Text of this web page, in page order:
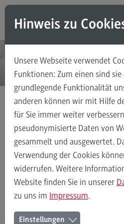
Direkt zum Inhalt
Direkt zum Hauptmenu
Direkt zum Footer
Masterstudiengänge
Accounting, Controlling,
Accounting, Controlling,
Modulangebot
Berufsperspektiven
Kontakt
Advanced Practice in
Advanced Practice in
Rahmenbedingungen
Masterstudiengänge
Finance Modulangebot
Ihr Kontakt zum
Hinweis zu
Unsere Webseite verwendet
Funktionen: Zum einen sind
grundlegende Funktionalität
anderen können wir mit Hilfe
für Sie immer weiter
pseudonymisierte Daten von
gesammelt und ausgewertet.
Verwendung der Cookies
widerrufen. Weitere
Website finden Sie in unserer
zu uns im Impressum.
Einstellungen